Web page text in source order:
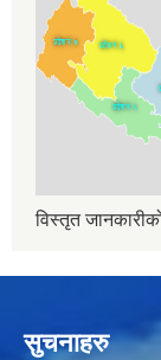
विस्तृत
सुचनाहरु